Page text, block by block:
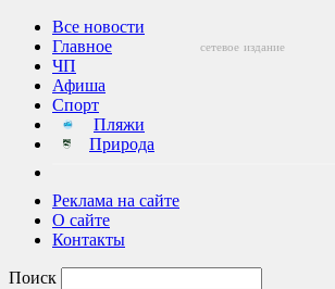
Все новости
Главное
ЧП
Афиша
Спорт
Пляжи
Природа
Реклама на сайте
О сайте
Контакты
Поиск
сетевое издание